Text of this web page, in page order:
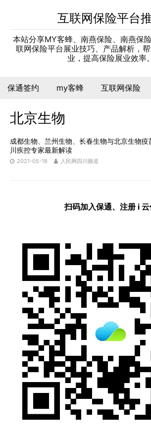
互联网保险平台
本站分享MY客蜂、南燕保险、南燕保
联网保险平台展业技巧、产品解析，
业，提高保险展业效率。
保通签约 my客蜂 互联网保险
北京生物
成都生物、兰州生物、长春生物与北京生物疫
川疾控专家最新解读
2021-05-18 人民网四川频道
扫码加入保通、注册 i